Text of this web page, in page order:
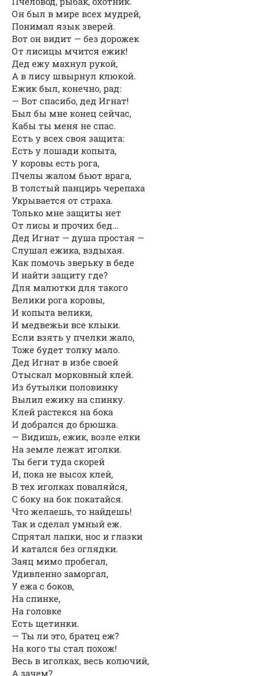
Он был в мире всех мудрей,
Понимал язык зверей.
Вот он видит — без дорожек
От лисицы мчится ежик!
Дед ежу махнул рукой,
А в лису швырнул клюкой.
Ежик был, конечно, рад:
— Вот спасибо, дед Игнат!
Был бы мне конец сейчас,
Кабы ты меня не спас.
Есть у всех своя защита:
Есть у лошади копыта,
У коровы есть рога,
Пчелы жалом бьют врага,
В толстый панцирь черепаха
Укрывается от страха.
Только мне защиты нет
От лисы и прочих бед…
Дед Игнат — душа простая —
Слушал ежика, вздыхая.
Как помочь зверьку в беде
И найти защиту где?
Для малютки для такого
Велики рога коровы,
И копыта велики,
И медвежьи все клыки.
Если взять у пчелки жало,
Тоже будет толку мало.
Дед Игнат в избе своей
Отыскал морковный клей.
Из бутылки половинку
Вылил ежику на спинку.
Клей растекся на бока
И добрался до брюшка.
— Видишь, ежик, возле елки
На земле лежат иголки.
Ты беги туда скорей
И, пока не высох клей,
В тех иголках поваляйся,
С боку на бок покатайся.
Что желаешь, то найдешь!
Так и сделал умный еж.
Спрятал лапки, нос и глазки
И катался без оглядки.
Заяц мимо пробегал,
Удивленно заморгал,
У ежа с боков,
На спинке,
На головке
Есть щетинки.
— Ты ли это, братец еж?
На кого ты стал похож!
Весь в иголках, весь колючий,
А зачем?